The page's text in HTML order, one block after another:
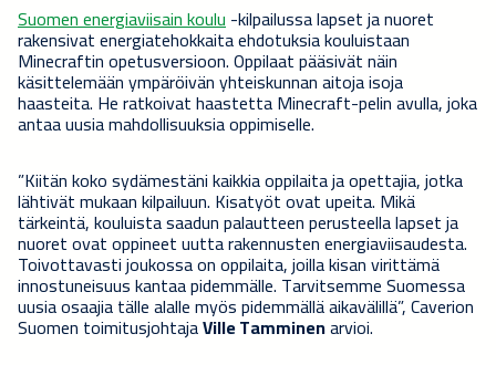
Suomen energiaviisain koulu-kilpailussa lapset ja nuoret
rakensivat energiatehokkaita ehdotuksia kouluistaan
Minecraftin opetusversioon. Oppilaat pääsivät näin
käsittelemään ympäröivän yhteiskunnan aitoja isoja
haasteita. He ratkoivat haastetta Minecraft-pelin avulla, joka
antaa uusia mahdollisuuksia oppimiselle.
”Kiitän koko sydämestäni kaikkia oppilaita ja opettajia, jotka
lähtivät mukaan kilpailuun. Kisatyöt ovat upeita. Mikä
tärkeintä, kouluista saadun palautteen perusteella lapset ja
nuoret ovat oppineet uutta rakennusten energiaviisaudesta.
Toivottavasti joukossa on oppilaita, joilla kisan virittämä
innostuneisuus kantaa pidemmälle. Tarvitsemme Suomessa
uusia osaajia tälle alalle myös pidemmällä aikavälillä”, Caverion
Suomen toimitusjohtajaVille Tamminenarvioi.